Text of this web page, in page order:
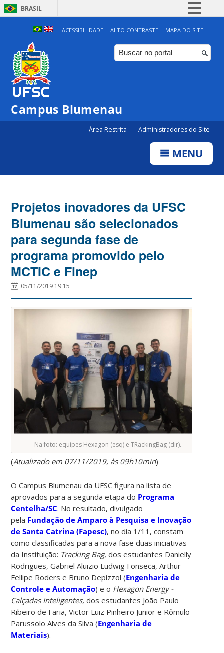
BRASIL
Simplifique!
Comunica BR
Participe
ACESSIBILIDADE ALTO CONTRASTE MAPA DO SITE
Campus Blumenau
Área Restrita Administradores do Site
MENU
Projetos inovadores da UFSC
Blumenau são selecionados
para segunda fase de
programa promovido pelo
MCTIC e Finep
05/11/2019 19:15
Na foto: equipes Hexagon (esq) e TRackingBag (dir).
(Atualizado em 07/11/2019, às 09h10min)
O Campus Blumenau da UFSC figura na lista de
aprovados para a segunda etapa do Programa
Centelha/SC. No resultado, divulgado
pela Fundação de Amparo à Pesquisa e Inovação
de Santa Catrina (Fapesc), no dia 1/11, constam
como classificadas para a nova fase duas iniciativas
da Instituição: Tracking Bag, dos estudantes Danielly
Rodrigues, Gabriel Aluizio Ludwig Fonseca, Arthur
Fellipe Roders e Bruno Depizzol (Engenharia de
Controle e Automação) e o Hexagon Energy -
Calçadas Inteligentes,dos estudantes João Paulo
Ribeiro de Faria, Victor Luiz Pinheiro Junior e Rômulo
Parussolo Alves da Silva (Engenharia de
Materiais).